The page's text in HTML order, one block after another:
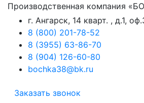
Производственная компания
г. Ангарск, 14 кварт. , д.1,
8 (800) 201-78-52
8 (3955) 63-86-70
8 (904) 126-60-80
bochka38@bk.ru
Заказать звонок